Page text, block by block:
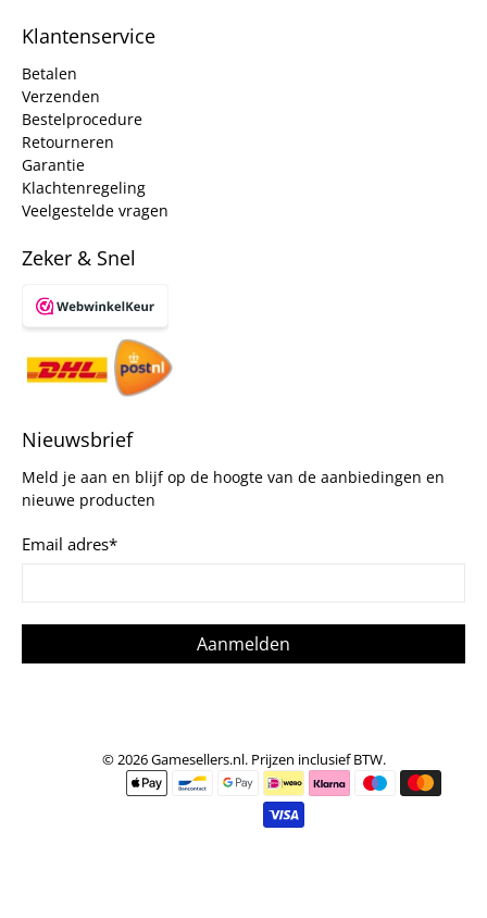
Klantenservice
Betalen
Verzenden
Bestelprocedure
Retourneren
Garantie
Klachtenregeling
Veelgestelde vragen
Zeker & Snel
Nieuwsbrief
Meld je aan en blijf op de hoogte van de aanbiedingen en
nieuwe producten
Email adres*
Aanmelden
© 2026Gamesellers.nl. Prijzen inclusief BTW.